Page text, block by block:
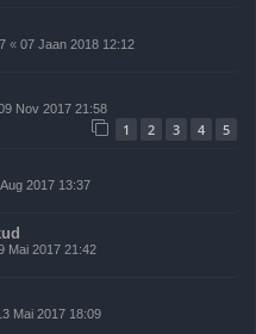
« 07 Jaan 2018 12:12
Nov 2017 21:58
1 2 3 4 5
2017 13:37
Mai 2017 21:42
Mai 2017 18:09